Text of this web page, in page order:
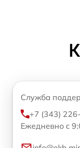
Служба
+7 (343)
Ежедневно с